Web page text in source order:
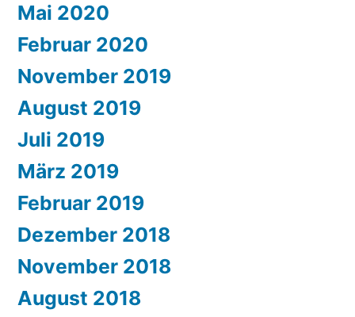
Mai 2020
Februar 2020
November 2019
August 2019
Juli 2019
März 2019
Februar 2019
Dezember 2018
November 2018
August 2018